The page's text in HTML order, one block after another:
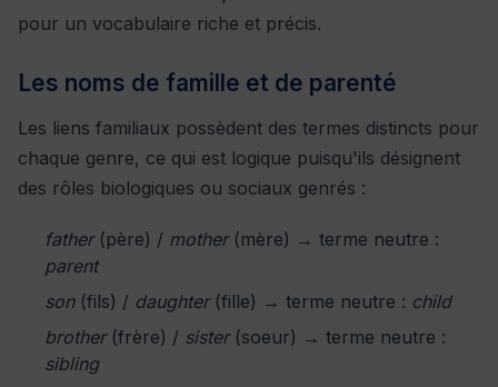
pour un vocabulaire riche et précis.
Les noms de famille et de parenté
Les liens familiaux possèdent des termes distincts pour
chaque genre, ce qui est logique puisqu'ils désignent
des rôles biologiques ou sociaux genrés :
father(père) / mother(mère) → terme neutre :
parent
son(fils) / daughter(fille) → terme neutre : child
brother(frère) / sister(soeur) → terme neutre :
sibling